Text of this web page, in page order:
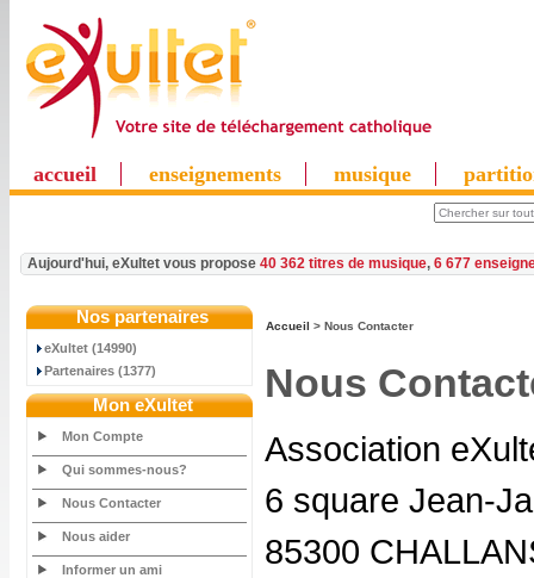
accueil enseignements musique
Aujourd'hui, eXultet vous propose 40 362 titres de musique, 6 677
Nos partenaires
eXultet (14990)
Partenaires (1377)
Mon eXultet
Mon Compte
Qui sommes-nous?
Nous Contacter
Nous aider
Informer un ami
Accueil > Nous Contacter
Nous
Association
6 square Jean-
85300